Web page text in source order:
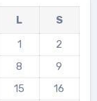
L
S
1
2
8
9
15
16